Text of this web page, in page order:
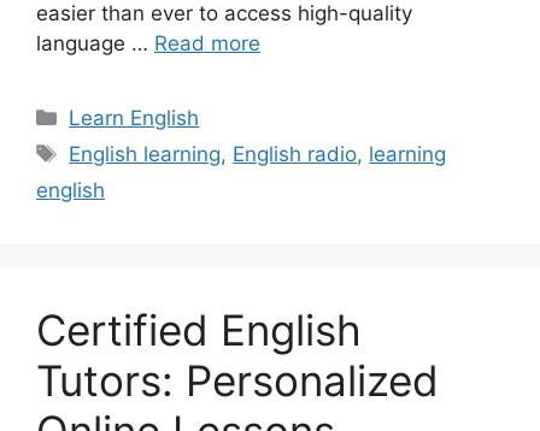
easier than ever to access high-quality
language … Read more
Categories
Learn English
Tags
English learning, English radio, learning
english
Certified English
Tutors: Personalized